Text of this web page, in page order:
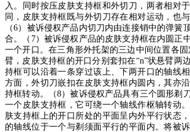
入。同时按压皮肤支持框和外切刀，两者相对
同，皮肤支持框既与外切刀存在相对运动，也
（6）被诉侵权产品内切刀内由连接销中的弹簧
合。（ 7）被诉侵权产品的皮肤支持框在内圆正
一个开口。在三角形外托架的三边中间位置各
臂，皮肤支持框的开口分别套扣在“n”状悬臂两
持框可以沿着一条穿过该上、下两开口的轴线
方面，外切刀嵌扣在皮肤支持框内圆内，其亦
持框转动。（8）被诉侵权产品具有三个圆形剃
一个皮肤支持框，它可绕一个轴线作枢轴转动
肤支持框上的开口所处的平面呈内外平行状态
的轴线位于一个与剃须面平行的平面内。将被